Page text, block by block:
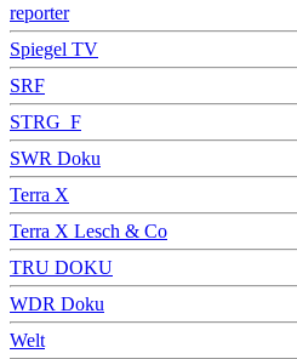
reporter
Spiegel TV
SRF
STRG_F
SWR Doku
Terra X
Terra X Lesch & Co
TRU DOKU
WDR Doku
Welt